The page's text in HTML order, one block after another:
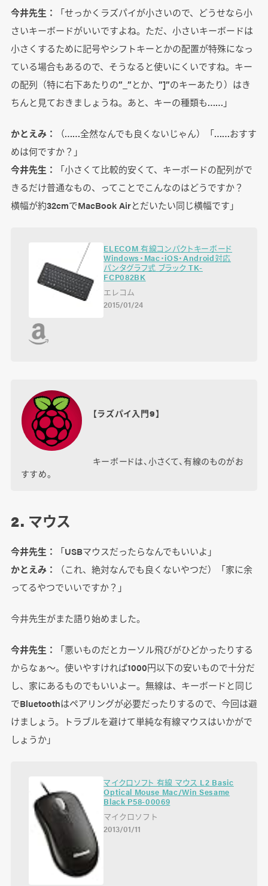
今井先生：
「せっかくラズパイが小さいので、どうせなら小
さいキーボードがいいですよね。ただ、小さいキーボードは
小さくするために記号やシフトキーとかの配置が特殊になっ
ている場合もあるので、そうなると使いにくいですね。キー
の配列（特に右下あたりの”_”とか、”]”のキーあたり）はき
ちんと見ておきましょうね。あと、キーの種類も……」
かとえみ：
（……全然なんでも良くないじゃん）「……おすす
めは何ですか？」
今井先生：
「小さくて比較的安くて、キーボードの配列がで
きるだけ普通なもの、ってことでこんなのはどうですか？
横幅が約32cmでMacBook Airとだいたい同じ横幅です」
ELECOM 有線コンパクトキーボード
Windows・Mac・iOS・Android対応
パンタグラフ式 ブラック TK-
FCP082BK
エレコム
2015/01/24
【ラズパイ入門9】
キーボードは、小さくて、有線のものがお
すすめ。
2. マウス
今井先生：
「USBマウスだったらなんでもいいよ」
かとえみ：
（これ、絶対なんでも良くないやつだ）「家に余
ってるやつでいいですか？」
今井先生がまた語り始めました。
今井先生：
「悪いものだとカーソル飛びがひどかったりする
からなぁ～。使いやすければ1000円以下の安いもので十分だ
し、家にあるものでもいいよー。無線は、キーボードと同じ
でBluetoothはペアリングが必要だったりするので、今回は避
けましょう。トラブルを避けて単純な有線マウスはいかがで
しょうか」
マイクロソフト 有線 マウス L2 Basic
Optical Mouse Mac/Win Sesame
Black P58-00069
マイクロソフト
2013/01/11